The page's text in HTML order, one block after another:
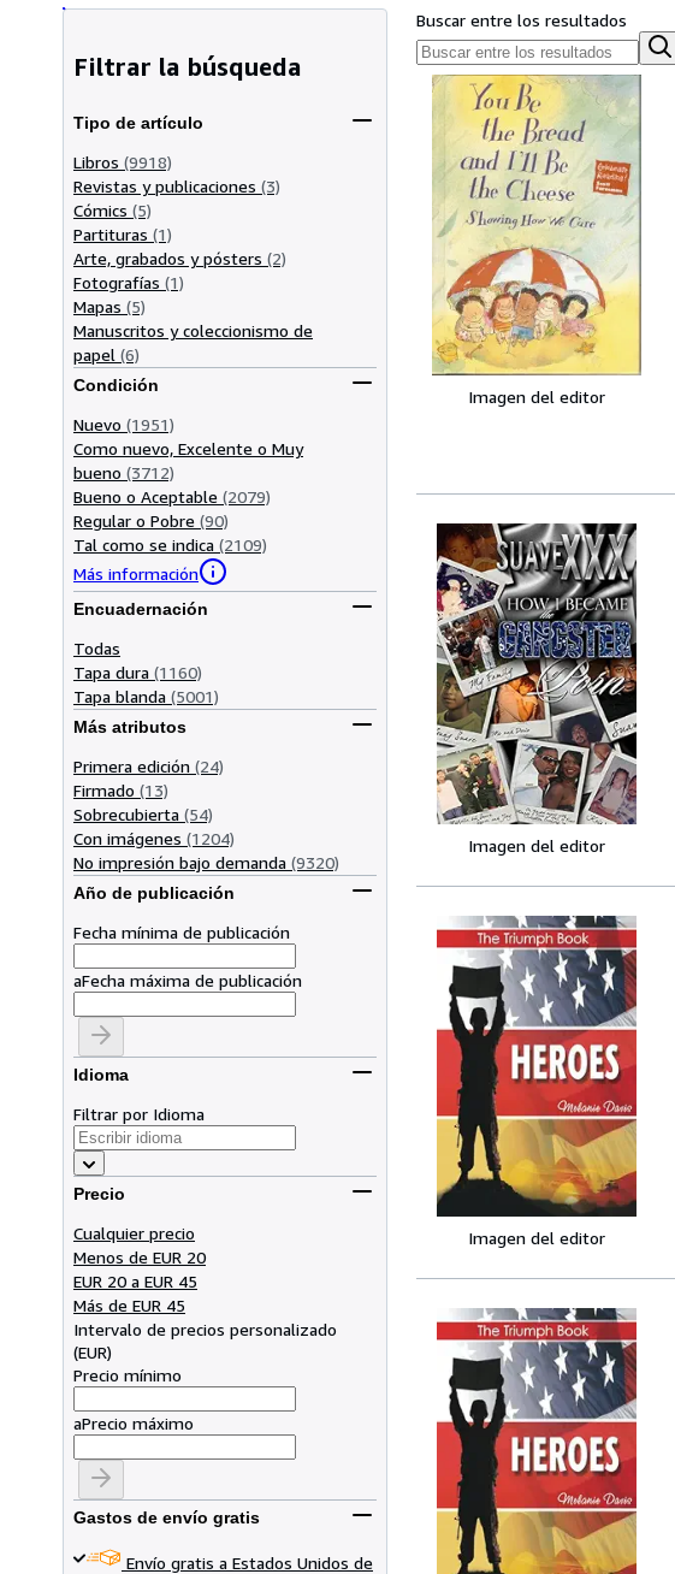
Filtrar la búsqueda
Tipo de artículo
Libros (9918)
Revistas y publicaciones (3)
Cómics (5)
Partituras (1)
Arte, grabados y pósters (2)
Fotografías (1)
Mapas (5)
Manuscritos y coleccionismo de
papel (6)
Condición
Nuevo (1951)
Como nuevo, Excelente o Muy
bueno (3712)
Bueno o Aceptable (2079)
Regular o Pobre (90)
Tal como se indica (2109)
Más información
Encuadernación
Todas
Tapa dura (1160)
Tapa blanda (5001)
Más atributos
Primera edición (24)
Firmado (13)
Sobrecubierta (54)
Con imágenes (1204)
No impresión bajo demanda (9320)
Año de publicación
Fecha mínima de publicación
aFecha máxima de publicación
Idioma
Filtrar por Idioma
Precio
Cualquier precio
Menos de EUR 20
EUR 20 a EUR 45
Más de EUR 45
Intervalo de precios personalizado
(EUR)
Precio mínimo
aPrecio máximo
Gastos de envío gratis
Envío gratis a Estados Unidos de
Buscar entre los resultados
Imagen del editor
Imagen del editor
Imagen del editor